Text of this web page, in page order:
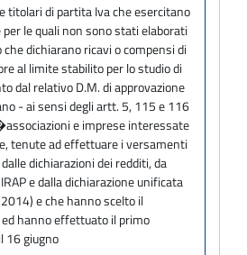
titolari di partita Iva che esercitano
le quali non sono stati elaborati
dichiarano ricavi o compensi di
al limite stabilito per lo studio di
dal relativo D.M. di approvazione
- ai sensi degli artt. 5, 115 e 116
e imprese interessate
tenute ad effettuare i versamenti
dichiarazioni dei redditi, da
e dalla dichiarazione unificata
e che hanno scelto il
hanno effettuato il primo
16 giugno